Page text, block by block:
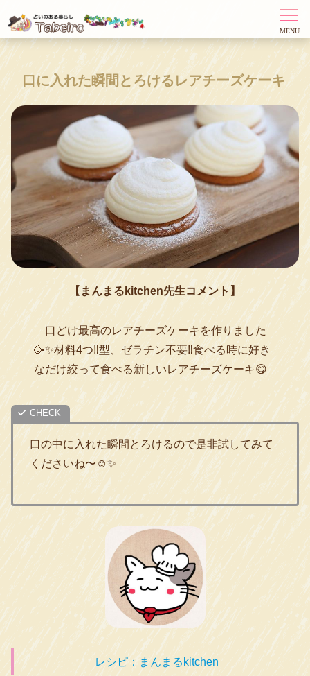
口に入れた瞬間とろけるレアチーズケーキ
【まんまるkitchen先生コメント】
口どけ最高のレアチーズケーキを作りました
🥳✨材料4つ‼️型、ゼラチン不要‼️食べる時に好き
なだけ絞って食べる新しいレアチーズケーキ😋
口の中に入れた瞬間とろけるので是非試してみて
くださいね〜☺️✨
レシピ：まんまるkitchen